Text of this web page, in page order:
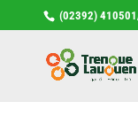
(02392)